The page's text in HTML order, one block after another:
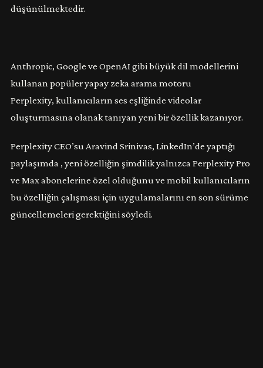
düşünülmektedir.
Anthropic, Google ve OpenAI gibi büyük dil modellerini
kullanan popüler yapay zeka arama motoru
Perplexity, kullanıcıların ses eşliğinde videolar
oluşturmasına olanak tanıyan yeni bir özellik kazanıyor.
Perplexity CEO’su Aravind Srinivas, LinkedIn’de yaptığı
paylaşımda , yeni özelliğin şimdilik yalnızca Perplexity Pro
ve Max abonelerine özel olduğunu ve mobil kullanıcıların
bu özelliğin çalışması için uygulamalarını en son sürüme
güncellemeleri gerektiğini söyledi.